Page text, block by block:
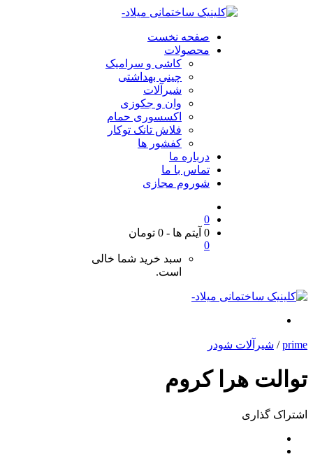
صفحه نخست
محصولات
کاشی و سرامیک
چینی بهداشتی
شیرآلات
وان و جکوزی
اکسسوری حمام
فلاش تانک توکار
کفشور ها
درباره ما
تماس با ما
شوروم مجازی
0
0 آیتم ها
-
0 تومان
0
سبد خرید شما خالی
است.
prime
/ شیرآلات شودر
توالت هرا کروم
اشتراک ‌گذاری